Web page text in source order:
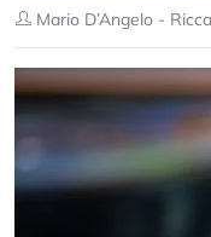
Mario D’Angelo -